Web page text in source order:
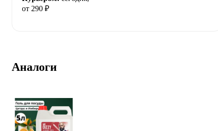
от 290 ₽
Аналоги